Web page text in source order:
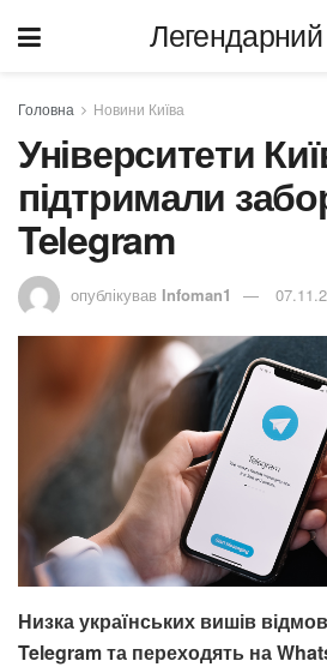
Легендарний
Головна Новини Київа
Університети
підтримали
Telegram
опублікував Infoman1
Низка українських вишів
Telegram та переходять на